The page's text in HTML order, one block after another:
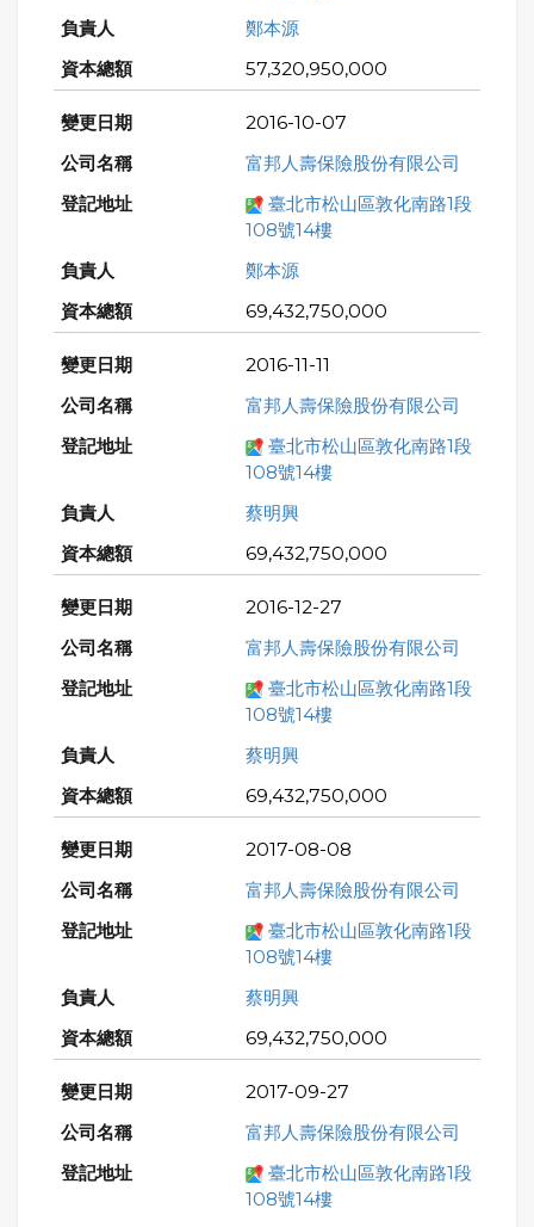
鄭本源
57,320,950,000
2016-10-07
富邦人壽保險股份有限公司
臺北市松山區敦化南路1段
108號14樓
鄭本源
69,432,750,000
2016-11-11
富邦人壽保險股份有限公司
臺北市松山區敦化南路1段
108號14樓
蔡明興
69,432,750,000
2016-12-27
富邦人壽保險股份有限公司
臺北市松山區敦化南路1段
108號14樓
蔡明興
69,432,750,000
2017-08-08
富邦人壽保險股份有限公司
臺北市松山區敦化南路1段
108號14樓
蔡明興
69,432,750,000
2017-09-27
富邦人壽保險股份有限公司
臺北市松山區敦化南路1段
108號14樓